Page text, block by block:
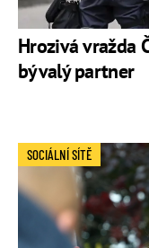
Hrozivá vražda
bývalý partner
SOCIÁLNÍ SÍTĚ